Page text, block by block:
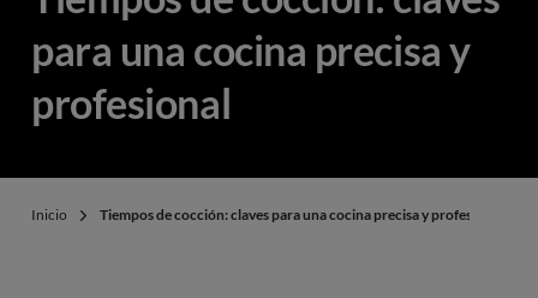
para una cocina precisa y
profesional
Inicio Tiempos de cocción: claves para una cocina precisa y profesional